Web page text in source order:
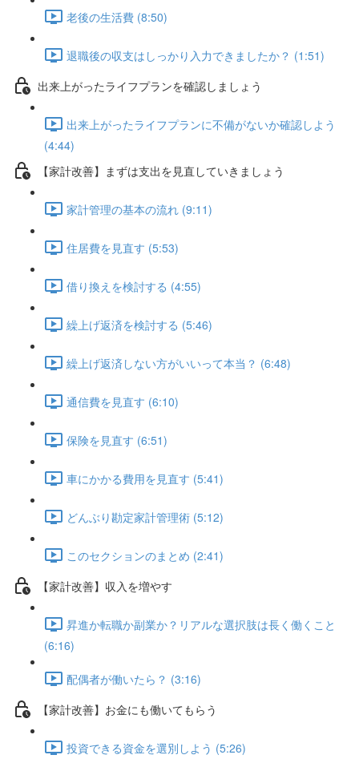
老後の生活費 (8:50)
退職後の収支はしっかり入力できましたか？ (1:51)
出来上がったライフプランを確認しましょう
出来上がったライフプランに不備がないか確認しよう
(4:44)
【家計改善】まずは支出を見直していきましょう
家計管理の基本の流れ (9:11)
住居費を見直す (5:53)
借り換えを検討する (4:55)
繰上げ返済を検討する (5:46)
繰上げ返済しない方がいいって本当？ (6:48)
通信費を見直す (6:10)
保険を見直す (6:51)
車にかかる費用を見直す (5:41)
どんぶり勘定家計管理術 (5:12)
このセクションのまとめ (2:41)
【家計改善】収入を増やす
昇進か転職か副業か？リアルな選択肢は長く働くこと
(6:16)
配偶者が働いたら？ (3:16)
【家計改善】お金にも働いてもらう
投資できる資金を選別しよう (5:26)